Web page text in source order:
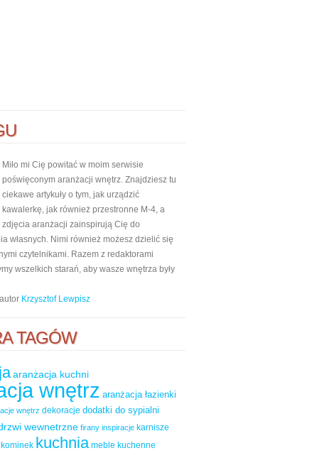
Miło mi Cię powitać w moim serwisie
poświęconym aranżacji wnętrz. Znajdziesz tu
ciekawe artykuły o tym, jak urządzić
kawalerkę, jak również przestronne M-4, a
zdjęcia aranżacji zainspirują Cię do
własnych. Nimi również możesz dzielić się
czytelnikami. Razem z redaktorami
wszelkich starań, aby wasze wnętrza były
Krzysztof Lewpisz
TAGÓW
aranżacja kuchni
wnętrz aranżacja łazienki
wnętrz dekoracje dodatki do sypialni
wewnetrzne firany inspiracje karnisze
kominek kuchnia meble kuchenne